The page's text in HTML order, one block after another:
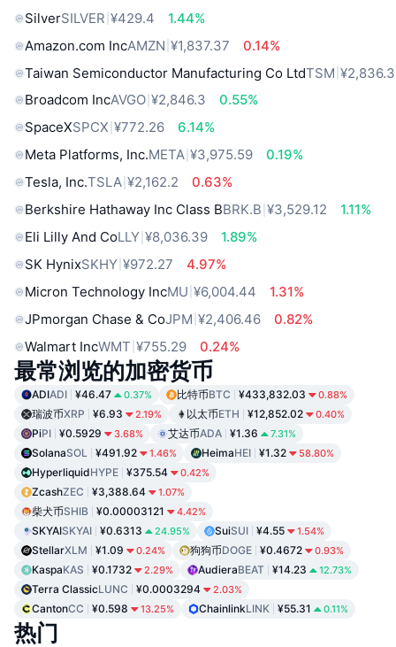
SilverSILVER ¥429.4
1.44%
Amazon.com IncAMZN ¥1,837.37
0.14%
Taiwan Semiconductor Manufacturing Co LtdTSM
Broadcom IncAVGO ¥2,846.3
0.55%
SpaceXSPCX ¥772.26
6.14%
Meta Platforms, Inc.META ¥3,975.59
0.19%
Tesla, Inc.TSLA ¥2,162.2
0.63%
Berkshire Hathaway Inc Class BBRK.B ¥3,529.12
1.11%
Eli Lilly And CoLLY ¥8,036.39
1.89%
SK HynixSKHY ¥972.27
4.97%
Micron Technology IncMU ¥6,004.44
1.31%
JPmorgan Chase & CoJPM ¥2,406.46
0.82%
Walmart IncWMT ¥755.29 0.24%
最常浏览的加密货币
ADIADI ¥46.47 0.37% 比特币BTC ¥433,832.03 0.88%
瑞波币XRP ¥6.93 2.19% 以太币ETH ¥12,852.02 0.40%
PiPI ¥0.5929 3.68% 艾达币ADA ¥1.36 7.31%
SolanaSOL ¥491.92 1.46% HeimaHEI ¥1.32 58.80%
HyperliquidHYPE ¥375.54 0.42%
ZcashZEC ¥3,388.64 1.07%
柴犬币SHIB ¥0.00003121 4.42%
SKYAISKYAI ¥0.6313 24.95% SuiSUI ¥4.55 1.54%
StellarXLM ¥1.09 0.24% 狗狗币DOGE ¥0.4672 0.93%
KaspaKAS ¥0.1732 2.29% AudieraBEAT ¥14.23 12.73%
Terra ClassicLUNC ¥0.0003294 2.03%
CantonCC ¥0.598 13.25% ChainlinkLINK ¥55.31 0.11%
热门